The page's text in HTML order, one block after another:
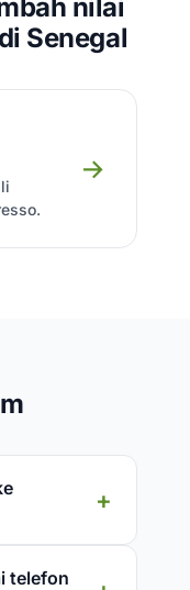
nilai
Senegal
→
telefon